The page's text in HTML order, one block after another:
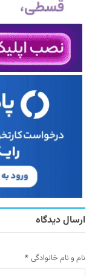
ارسال دیدگاه
نام و نام خانوادگی *